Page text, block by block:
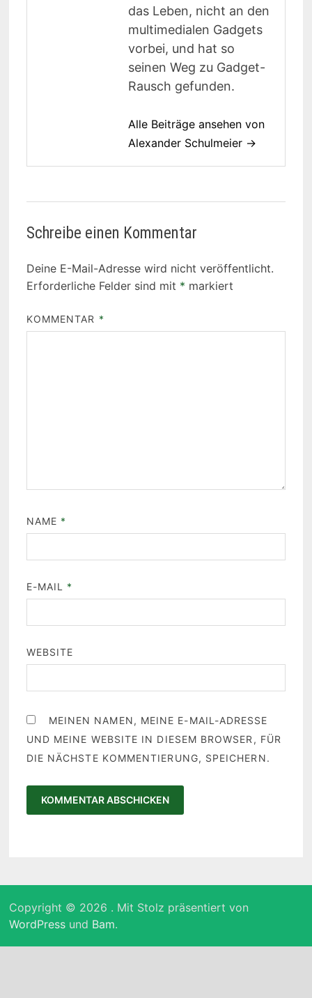
das Leben, nicht an den
multimedialen Gadgets
vorbei, und hat so
seinen Weg zu Gadget-
Rausch gefunden.
Alle Beiträge ansehen von
Alexander Schulmeier →
Schreibe einen Kommentar
Deine E-Mail-Adresse wird nicht veröffentlicht.
Erforderliche Felder sind mit * markiert
KOMMENTAR *
NAME *
E-MAIL *
WEBSITE
MEINEN NAMEN, MEINE E-MAIL-ADRESSE
UND MEINE WEBSITE IN DIESEM BROWSER, FÜR
DIE NÄCHSTE KOMMENTIERUNG, SPEICHERN.
Copyright © 2026 . Mit Stolz präsentiert von
WordPressund Bam.